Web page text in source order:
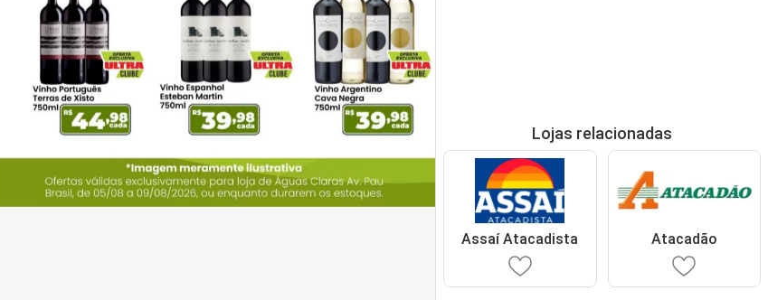
Lojas relacionadas
Assaí Atacadista Atacadão